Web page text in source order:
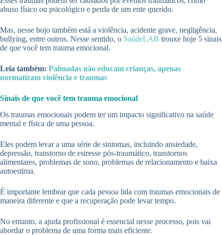
abuso físico ou psicológico e perda de um ente querido.
Mas, nesse bojo também está a violência, acidente grave, negligência,
bullying, entre outros. Nesse sentido, o SaúdeLAB trouxe hoje 5 sinais
de que você tem trauma emocional.
Leia também: Palmadas não educam crianças, apenas
normatizam violência e traumas
Sinais de que você tem trauma emocional
Os traumas emocionais podem ter um impacto significativo na saúde
mental e física de uma pessoa.
Eles podem levar a uma série de sintomas, incluindo ansiedade,
depressão, transtorno de estresse pós-traumático, transtornos
alimentares, problemas de sono, problemas de relacionamento e baixa
autoestima.
É importante lembrar que cada pessoa lida com traumas emocionais de
maneira diferente e que a recuperação pode levar tempo.
No entanto, a ajuda profissional é essencial nesse processo, pois vai
abordar o problema de uma forma mais eficiente.